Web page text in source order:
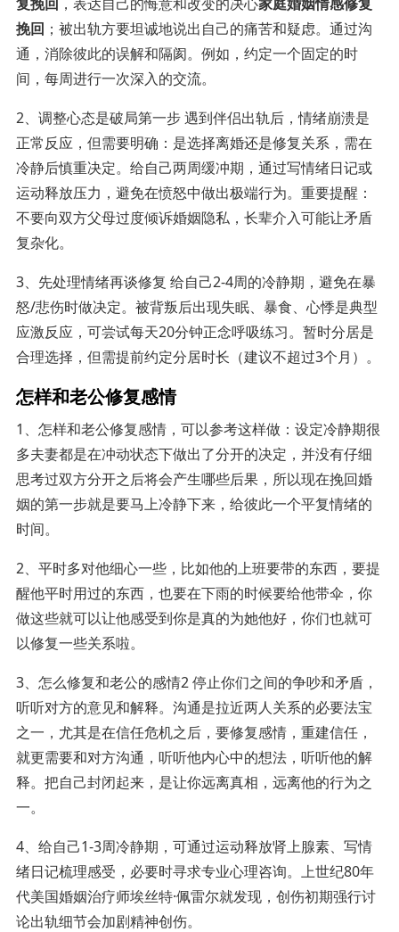
挽回 ；被出轨方要坦诚地说出自己的痛苦和疑虑。通过沟
通，消除彼此的误解和隔阂。例如，约定一个固定的时
间，每周进行一次深入的交流。
2、调整心态是破局第一步 遇到伴侣出轨后，情绪崩溃是
正常反应，但需要明确：是选择离婚还是修复关系，需在
冷静后慎重决定。给自己两周缓冲期，通过写情绪日记或
运动释放压力，避免在愤怒中做出极端行为。重要提醒：
不要向双方父母过度倾诉婚姻隐私，长辈介入可能让矛盾
复杂化。
3、先处理情绪再谈修复 给自己2-4周的冷静期，避免在暴
怒/悲伤时做决定。被背叛后出现失眠、暴食、心悸是典型
应激反应，可尝试每天20分钟正念呼吸练习。暂时分居是
合理选择，但需提前约定分居时长（建议不超过3个月）。
怎样和老公修复感情
1、怎样和老公修复感情，可以参考这样做：设定冷静期很
多夫妻都是在冲动状态下做出了分开的决定，并没有仔细
思考过双方分开之后将会产生哪些后果，所以现在挽回婚
姻的第一步就是要马上冷静下来，给彼此一个平复情绪的
时间。
2、平时多对他细心一些，比如他的上班要带的东西，要提
醒他平时用过的东西，也要在下雨的时候要给他带伞，你
做这些就可以让他感受到你是真的为她他好，你们也就可
以修复一些关系啦。
3、怎么修复和老公的感情2 停止你们之间的争吵和矛盾，
听听对方的意见和解释。沟通是拉近两人关系的必要法宝
之一，尤其是在信任危机之后，要修复感情，重建信任，
就更需要和对方沟通，听听他内心中的想法，听听他的解
释。把自己封闭起来，是让你远离真相，远离他的行为之
一。
4、给自己1-3周冷静期，可通过运动释放肾上腺素、写情
绪日记梳理感受，必要时寻求专业心理咨询。上世纪80年
代美国婚姻治疗师埃丝特·佩雷尔就发现，创伤初期强行讨
论出轨细节会加剧精神创伤。